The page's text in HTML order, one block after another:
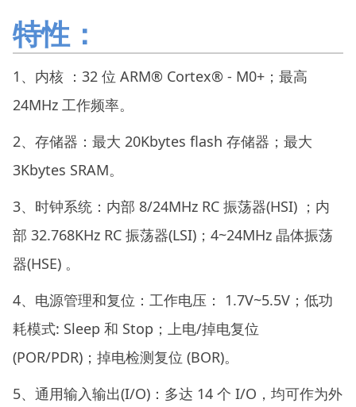
特性：
1、内核 ：32 位 ARM® Cortex® - M0+；最高
24MHz 工作频率。
2、存储器：最大 20Kbytes flash 存储器；最大
3Kbytes SRAM。
3、时钟系统：内部 8/24MHz RC 振荡器(HSI) ；内
部 32.768KHz RC 振荡器(LSI)；4~24MHz 晶体振荡
器(HSE) 。
4、电源管理和复位：工作电压： 1.7V~5.5V；低功
耗模式: Sleep 和 Stop；上电/掉电复位
(POR/PDR)；掉电检测复位 (BOR)。
5、通用输入输出(I/O)：多达 14 个 I/O，均可作为外